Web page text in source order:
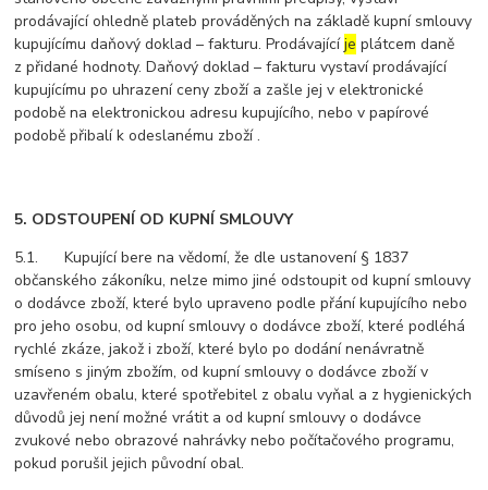
prodávající ohledně plateb prováděných na základě kupní smlouvy
kupujícímu daňový doklad – fakturu. Prodávajícíje plátcem daně
z přidané hodnoty. Daňový doklad – fakturu vystaví prodávající
kupujícímu po uhrazení ceny zboží a zašle jej v elektronické
podobě na elektronickou adresu kupujícího, nebo v papírové
podobě přibalí k odeslanému zboží .
5. ODSTOUPENÍ OD KUPNÍ SMLOUVY
5.1. Kupující bere na vědomí, že dle ustanovení § 1837
občanského zákoníku, nelze mimo jiné odstoupit od kupní smlouvy
o dodávce zboží, které bylo upraveno podle přání kupujícího nebo
pro jeho osobu, od kupní smlouvy o dodávce zboží, které podléhá
rychlé zkáze, jakož i zboží, které bylo po dodání nenávratně
smíseno s jiným zbožím, od kupní smlouvy o dodávce zboží v
uzavřeném obalu, které spotřebitel z obalu vyňal a z hygienických
důvodů jej není možné vrátit a od kupní smlouvy o dodávce
zvukové nebo obrazové nahrávky nebo počítačového programu,
pokud porušil jejich původní obal.